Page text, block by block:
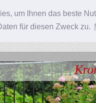
um Ihnen das beste
für diesen Zweck zu.